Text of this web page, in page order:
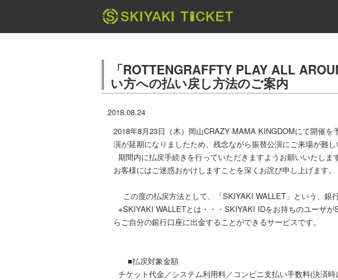
「ROTTENGRAFFTY PLAY ALL
い方への払い戻し方法のご案内
2018.08.24
2018年8月23日（木）岡山CRAZY MAMA KINGDOMにて開催
演が延期になりましたため、残念ながら振替公演にご来場が難
期間内に払戻手続きを行っていただきますようお願いいたします
お客様にはご迷惑おかけしますことを深くお詫び申し上げます。
この度の払戻方法として、「SKIYAKI WALLET」という、銀
※SKIYAKI WALLETとは・・・SKIYAKI IDをお持ちのユーザ
らご自分の銀行口座に出金することができるサービスです。
■払戻対象金額
チケット代金／システム利用料／コンビニ支払い手数料(決済